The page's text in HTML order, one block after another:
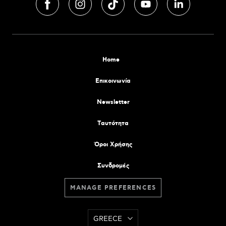
Home
Επικοινωνία
Newsletter
Tαυτότητα
Όροι Χρήσης
Συνδρομές
MANAGE PREFERENCES
GREECE